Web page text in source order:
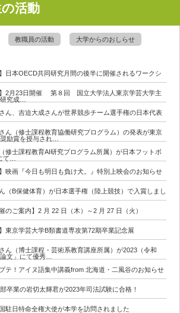
活動
教職員の活動 大学からのおしらせ
】日本OECD共同研究月間の後半に開催されるワークシ
】2月23日開催 第８回 国立大学法人東京学芸大学主
究成…
さん、吉迫大成さんが世界競歩チーム選手権の日本代表
ん（修士課程教育協働研究プログラム）の発表が東京
励賞を授与され…
修士課程教育AI研究プログラム所属）が日本フットボ
て…
】映画『今日も明日も負け犬。』特別上映会のお知らせ
（B保健体育）が日本選手権（陸上競技）で入賞しまし
のご案内】2 月 22 日（木）～2 月 27 日（火）
東京学芸大学B類書道専攻第72期卒業記念展
ん（博士課程・芸術系教育講座所属）が2023（令和
文」にて優秀…
テ！アイヌ語集中講義from 北海道・二風谷のお知らせ
卒業の岩切太輝君が2023年司法試験に合格！
駐日特命全権大使が本学を訪問されました